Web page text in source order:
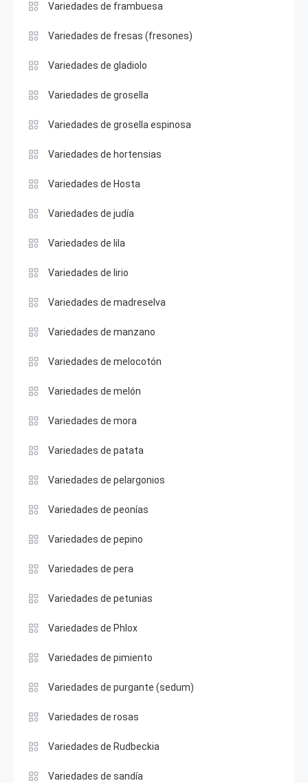
Variedades de frambuesa
Variedades de fresas (fresones)
Variedades de gladiolo
Variedades de grosella
Variedades de grosella espinosa
Variedades de hortensias
Variedades de Hosta
Variedades de judía
Variedades de lila
Variedades de lirio
Variedades de madreselva
Variedades de manzano
Variedades de melocotón
Variedades de melón
Variedades de mora
Variedades de patata
Variedades de pelargonios
Variedades de peonías
Variedades de pepino
Variedades de pera
Variedades de petunias
Variedades de Phlox
Variedades de pimiento
Variedades de purgante (sedum)
Variedades de rosas
Variedades de Rudbeckia
Variedades de sandía